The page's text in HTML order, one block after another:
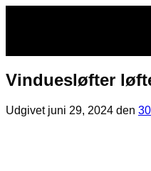
Vinduesløfter
Udgivet juni 29, 2024 den